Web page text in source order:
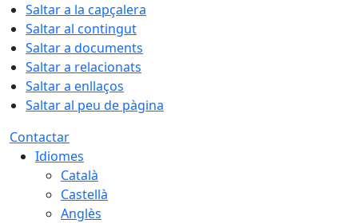
Saltar a la capçalera
Saltar al contingut
Saltar a documents
Saltar a relacionats
Saltar a enllaços
Saltar al peu de pàgina
Contactar
Idiomes
Català
Castellà
Anglès